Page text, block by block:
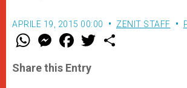
APRILE 19, 2015 00:00 ZENIT STAFF
W
t
s
M
e
s
e
F
a
e
b
w
Share this Entry